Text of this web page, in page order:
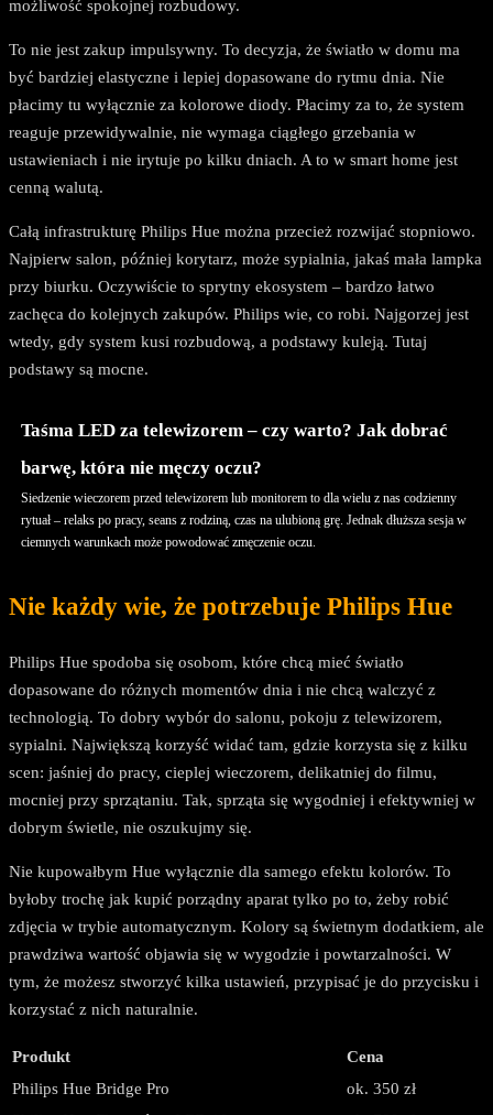
możliwość spokojnej rozbudowy.
To nie jest zakup impulsywny. To decyzja, że światło w domu ma
być bardziej elastyczne i lepiej dopasowane do rytmu dnia. Nie
płacimy tu wyłącznie za kolorowe diody. Płacimy za to, że system
reaguje przewidywalnie, nie wymaga ciągłego grzebania w
ustawieniach i nie irytuje po kilku dniach. A to w smart home jest
cenną walutą.
Całą infrastrukturę Philips Hue można przecież rozwijać stopniowo.
Najpierw salon, później korytarz, może sypialnia, jakaś mała lampka
przy biurku. Oczywiście to sprytny ekosystem – bardzo łatwo
zachęca do kolejnych zakupów. Philips wie, co robi. Najgorzej jest
wtedy, gdy system kusi rozbudową, a podstawy kuleją. Tutaj
podstawy są mocne.
Taśma LED za telewizorem – czy warto? Jak dobrać
barwę, która nie męczy oczu?
Siedzenie wieczorem przed telewizorem lub monitorem to dla wielu z nas codzienny
rytuał – relaks po pracy, seans z rodziną, czas na ulubioną grę. Jednak dłuższa sesja w
ciemnych warunkach może powodować zmęczenie oczu.
Nie każdy wie, że potrzebuje Philips Hue
Philips Hue spodoba się osobom, które chcą mieć światło
dopasowane do różnych momentów dnia i nie chcą walczyć z
technologią. To dobry wybór do salonu, pokoju z telewizorem,
sypialni. Największą korzyść widać tam, gdzie korzysta się z kilku
scen: jaśniej do pracy, cieplej wieczorem, delikatniej do filmu,
mocniej przy sprzątaniu. Tak, sprząta się wygodniej i efektywniej w
dobrym świetle, nie oszukujmy się.
Nie kupowałbym Hue wyłącznie dla samego efektu kolorów. To
byłoby trochę jak kupić porządny aparat tylko po to, żeby robić
zdjęcia w trybie automatycznym. Kolory są świetnym dodatkiem, ale
prawdziwa wartość objawia się w wygodzie i powtarzalności. W
tym, że możesz stworzyć kilka ustawień, przypisać je do przycisku i
korzystać z nich naturalnie.
Produkt
Cena
Philips Hue Bridge Pro
ok. 350 zł